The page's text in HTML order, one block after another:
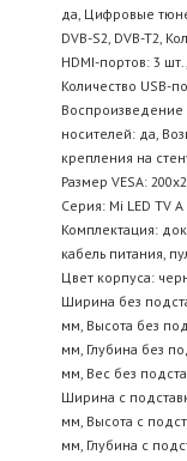
да, Цифровые
DVB-S2, DVB-T2,
HDMI-портов: 3 шт.,
Количество USB-
носителей: да,
крепления на
Размер VESA:
Серия: Mi LED TV A
Комплектация:
кабель питания,
Цвет корпуса:
Ширина без
мм, Высота без
мм, Глубина без
мм, Вес без
Ширина с
мм, Высота с
мм, Глубина с